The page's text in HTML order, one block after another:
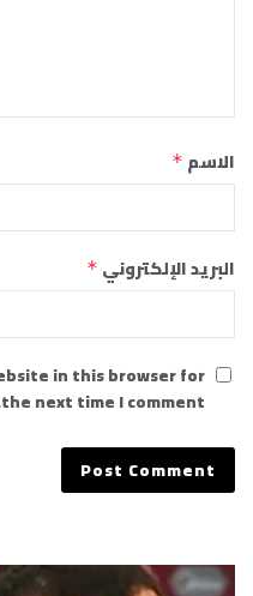
الاسم *
البريد الإلكتروني *
in this browser for
the next time I comment.